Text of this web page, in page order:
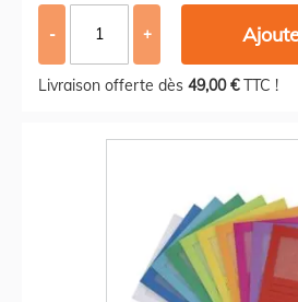
- +
Livraison offerte dès 49,00 €TTC !